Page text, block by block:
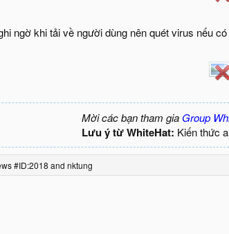
ngờ khi tải về người dùng nên quét virus nếu
Mời các bạn tham gia Group
Lưu ý từ WhiteHat: Kiến thức
#ID:2018 and nktung